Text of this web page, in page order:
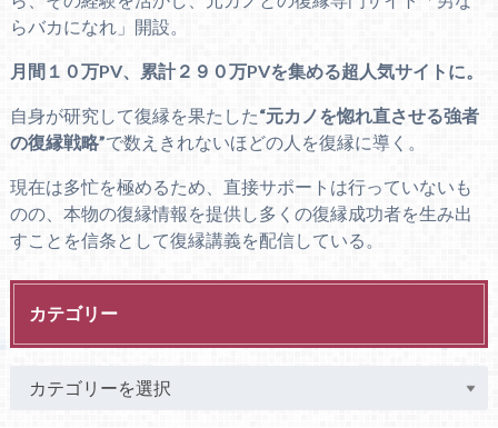
らバカになれ」開設。
月間１０万PV、累計２９０万PVを集める超人気サイトに。
自身が研究して復縁を果たした“元カノを惚れ直させる強者
の復縁戦略”で数えきれないほどの人を復縁に導く。
現在は多忙を極めるため、直接サポートは行っていないも
のの、本物の復縁情報を提供し多くの復縁成功者を生み出
すことを信条として復縁講義を配信している。
カテゴリー